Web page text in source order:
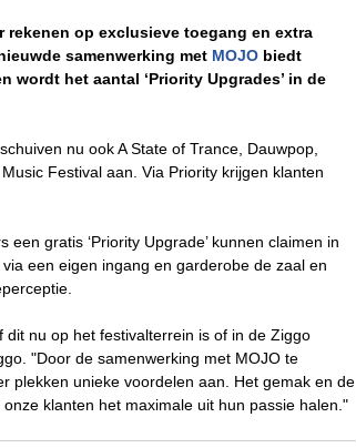
rekenen op exclusieve toegang en extra
samenwerking met MOJO biedt
het aantal ‘Priority Upgrades’ in de
nu ook A State of Trance, Dauwpop,
Festival aan. Via Priority krijgen klanten
gratis ‘Priority Upgrade’ kunnen claimen in
een eigen ingang en garderobe de zaal en
nu op het festivalterrein is of in de Ziggo
"Door de samenwerking met MOJO te
plekken unieke voordelen aan. Het gemak en de
klanten het maximale uit hun passie halen."